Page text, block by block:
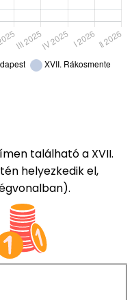
található a XVII.
helyezkedik el,